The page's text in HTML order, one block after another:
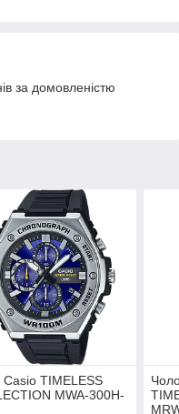
за домовленістю
TIMELESS
MWA-300H-